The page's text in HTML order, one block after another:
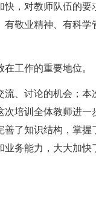
，对教师队伍的要
敬业精神、有科
工作的重要地位。
讨论的机会；本
培训全体教师进一
了知识结构，掌
务能力，大大加